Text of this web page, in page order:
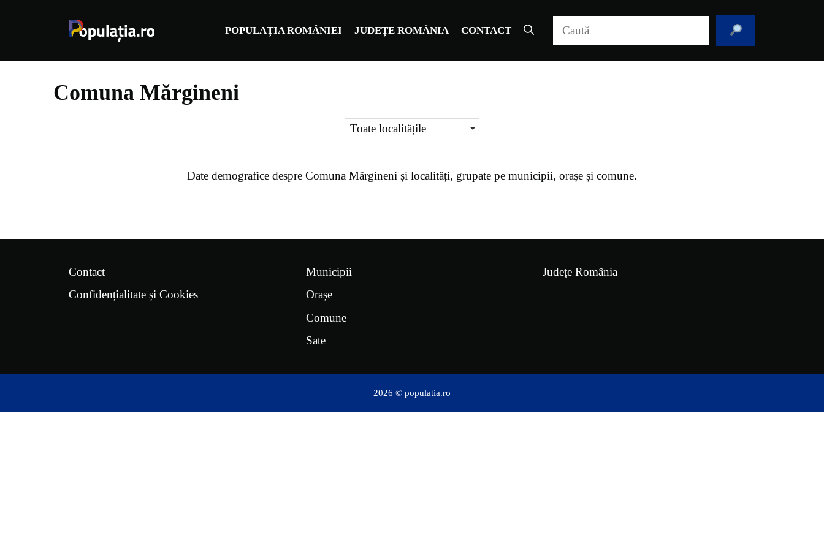
POPULAȚIA ROMÂNIEI JUDEȚE ROMÂNIA CONTACT
Comuna Mărgineni
Toate localitățile
Date demografice despre Comuna Mărgineni și localități, grupate pe municipii, orașe și comune.
Contact
Confidențialitate și Cookies
Municipii
Orașe
Comune
Sate
Județe România
2026 © populatia.ro